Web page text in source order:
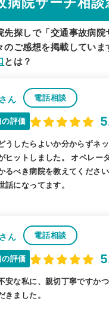
先探しで「交通事故病院
のご感想を掲載していま
とは？
さん 電話相談
評価
うしたらよいか分からずネ
ヒットしました。 オペレー
るべき病院を教えてくださ
話になってます。
さん 電話相談
評価
安な私に、親切丁寧ですか
きました。